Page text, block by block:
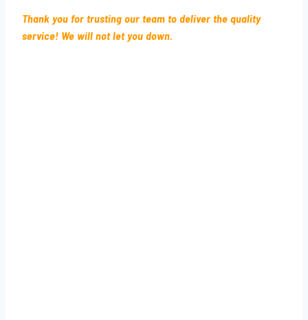
Thank you for trusting our team to deliver the quality
service! We will not let you down.